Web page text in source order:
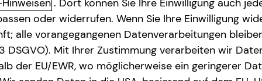
. Dort können Sie Ihre Einwilligung auch
oder widerrufen. Wenn Sie Ihre Einwilligung
alle vorangegangenen Datenverarbeitungen
DSGVO). Mit Ihrer Zustimmung verarbeiten wir
der EU/EWR, wo möglicherweise ein geringerer